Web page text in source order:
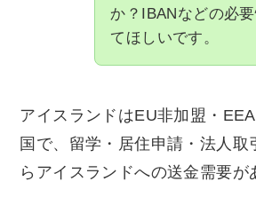
か？IBANなどの必
てほしいです。
アイスランドはEU非加盟・
国で、留学・居住申請・法人取
らアイスランドへの送金需要が